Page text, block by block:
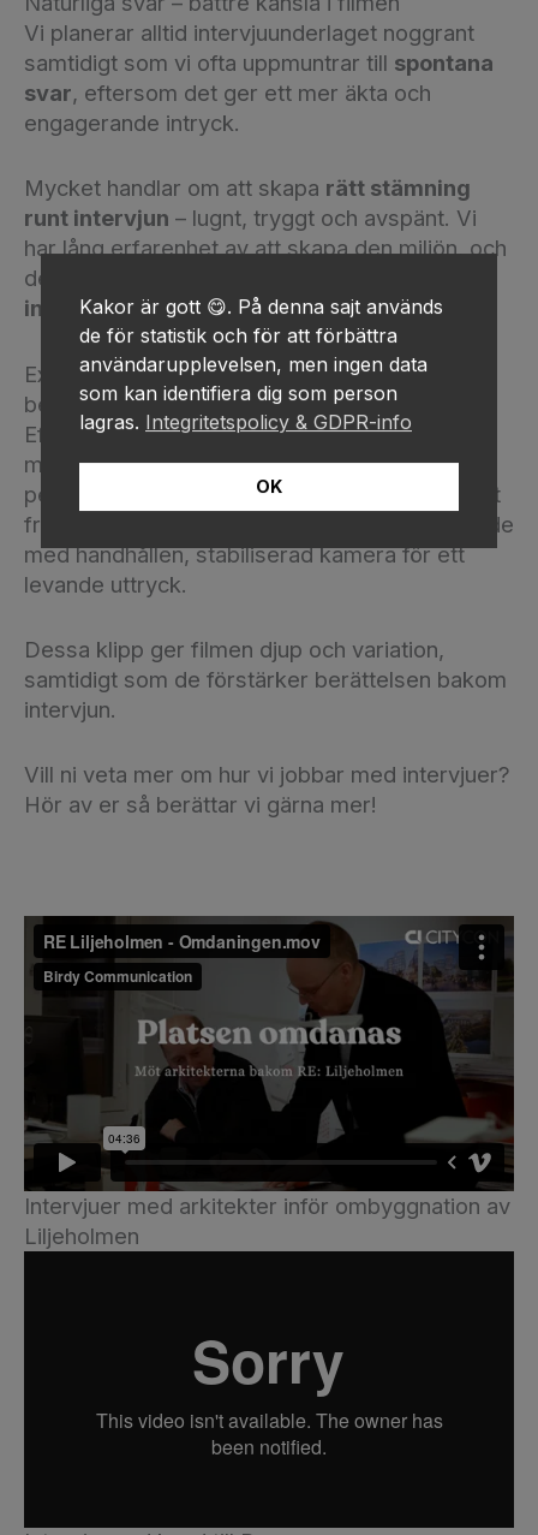
Vi planerar alltid intervjuunderlaget noggrant
samtidigt som vi ofta uppmuntrar till spontana
svar, eftersom det ger ett mer äkta och
engagerande intryck.
Mycket handlar om att skapa rätt stämning
runt intervjun – lugnt, tryggt och avspänt. Vi
har lång erfarenhet av att skapa den miljön, och
delar gärna med oss av
intervjuar.
Extra material – B-klipp som förstärker
berättelsen
Efter intervjun filmar vi oftaB-klipp– alltså
miljöbilder och situationer kopplade till
personen eller verksamheten. Det kan vara allt
från arbetsmoment till naturliga miljöer – filmade
med handhållen, stabiliserad kamera för ett
levande uttryck.
Dessa klipp ger filmen djup och variation,
samtidigt som de förstärker berättelsen bakom
intervjun.
Vill ni veta mer om hur vi jobbar med intervjuer?
Hör av er så berättar vi gärna mer!
Intervjuer med arkitekter inför ombyggnation av
Liljeholmen
Kakor är gott 😋. På denna sajt används
de för statistik och för att förbättra
användarupplevelsen, men ingen data
som kan identifiera dig som person
lagras. Integritetspolicy & GDPR-info
OK